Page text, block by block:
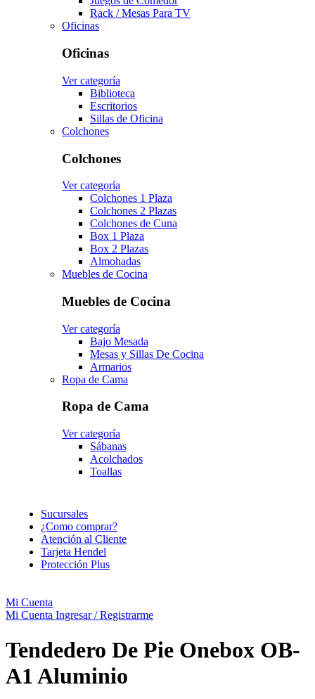
Rack / Mesas Para TV
Oficinas
Oficinas
Ver categoría
Biblioteca
Escritorios
Sillas de Oficina
Colchones
Colchones
Ver categoría
Colchones 1 Plaza
Colchones 2 Plazas
Colchones de Cuna
Box 1 Plaza
Box 2 Plazas
Almohadas
Muebles de Cocina
Muebles de Cocina
Ver categoría
Bajo Mesada
Mesas y Sillas De Cocina
Armarios
Ropa de Cama
Ropa de Cama
Ver categoría
Sábanas
Acolchados
Toallas
Sucursales
¿Como comprar?
Atención al Cliente
Tarjeta Hendel
Protección Plus
Mi Cuenta
Mi Cuenta Ingresar / Registrarme
Tendedero De Pie Onebox OB-
A1 Aluminio